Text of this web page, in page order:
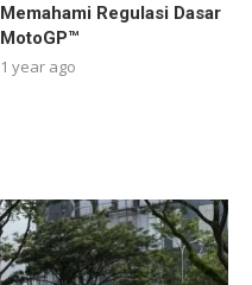
Memahami Regulasi Dasar
MotoGP™
1 year ago